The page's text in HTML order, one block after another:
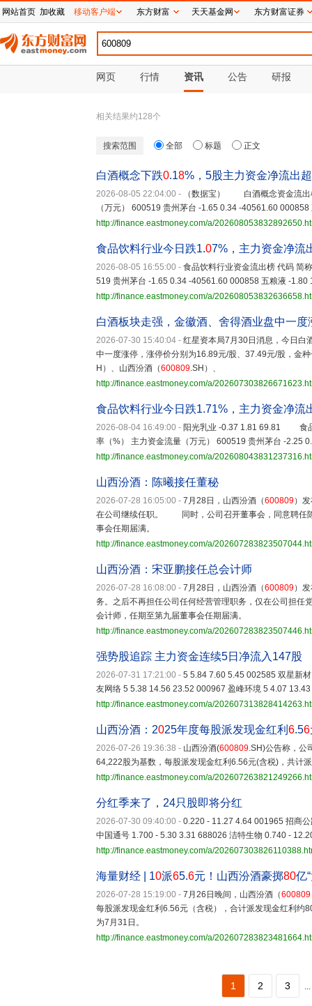
网页 行情 资讯 公告 研报
相关结果约128个
搜索范围 全部 标题 正文
白酒概念下跌0.18%，5股主力资金净流出
2026-08-05 22:04:00 -
（数据宝） 白酒概念资金流出
（万元） 600519 贵州茅台 -1.65 0.34 -40561.60
http://finance.eastmoney.com/a/
食品饮料行业今日跌1.07%，主力资金净流
2026-08-05 16:55:00 - 食品饮料行业资金流出榜 代码 简
519 贵州茅台 -1.65 0.34 -40561.60 000858 五粮液 -
http://finance.eastmoney.com/a/
白酒板块走强，金徽酒、舍得酒业盘中一
2026-07-30 15:40:04 - 红星资本局7月30日消息，今日白
中一度涨停，涨停价分别为16.89元/股、37.49元/股，金
H）、山西汾酒（600809.SH）、
http://finance.eastmoney.com/a/
食品饮料行业今日跌1.71%，主力资金净流
2026-08-04 16:49:00 - 阳光乳业 -0.37 1.81 69.81 食
率（%） 主力资金流量（万元） 600519 贵州茅台 -2.25
http://finance.eastmoney.com/a/
山西汾酒：陈曦接任董秘
2026-07-28 16:05:00 - 7月28日，山西汾酒（600809）
在公司继续任职。 同时，公司召开董事会，同意聘任
事会任期届满。
http://finance.eastmoney.com/a/
山西汾酒：宋亚鹏接任总会计师
2026-07-28 16:08:00 - 7月28日，山西汾酒（600809）
务。之后不再担任公司任何经营管理职务，仅在公司担
会计师，任期至第九届董事会任期届满。
http://finance.eastmoney.com/a/
强势股追踪 主力资金连续5日净流入147股
2026-07-31 17:21:00 - 5 5.84 7.60 5.45 002585 双星新
友网络 5 5.38 14.56 23.52 000967 盈峰环境 5 4.07
http://finance.eastmoney.com/a/
山西汾酒：2025年度每股派发现金红利 6.56
2026-07-26 19:36:38 - 山西汾酒(600809.SH)公告称，公
64,222股为基数，每股派发现金红利6.56元(含税)，共计
http://finance.eastmoney.com/a/
分红季来了，24只股即将分红
2026-07-30 09:40:00 - 0.220 - 11.27 4.64 001965 招商
中国通号 1.700 - 5.30 3.31 688026 洁特生物 0.740 -
http://finance.eastmoney.com/a/
海量财经 | 10派65.6元！山西汾酒豪掷80亿
2026-07-28 15:19:00 - 7月26日晚间，山西汾酒（600809
每股派发现金红利6.56元（含税），合计派发现金红利约
为7月31日。
http://finance.eastmoney.com/a/
1 2 3 ...
网站首页 加收藏 移动客户端 东方财富 天天基金网 东方财富证券